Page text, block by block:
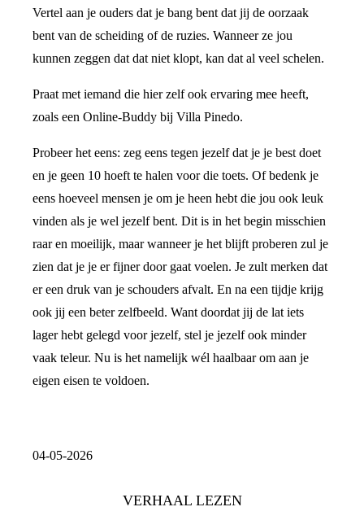
Vertel aan je ouders dat je bang bent dat jij de oorzaak
bent van de scheiding of de ruzies. Wanneer ze jou
kunnen zeggen dat dat niet klopt, kan dat al veel schelen.
Praat met iemand die hier zelf ook ervaring mee heeft,
zoals een Online-Buddy bij Villa Pinedo.
Probeer het eens: zeg eens tegen jezelf dat je je best doet
en je geen 10 hoeft te halen voor die toets. Of bedenk je
eens hoeveel mensen je om je heen hebt die jou ook leuk
vinden als je wel jezelf bent. Dit is in het begin misschien
raar en moeilijk, maar wanneer je het blijft proberen zul je
zien dat je je er fijner door gaat voelen. Je zult merken dat
er een druk van je schouders afvalt. En na een tijdje krijg
ook jij een beter zelfbeeld. Want doordat jij de lat iets
lager hebt gelegd voor jezelf, stel je jezelf ook minder
vaak teleur. Nu is het namelijk wél haalbaar om aan je
eigen eisen te voldoen.
04-05-2026
VERHAAL LEZEN